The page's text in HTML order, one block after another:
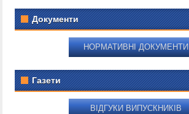
Документи
НОРМАТИВНІ ДОКУМЕНТИ
Газети
ВІДГУКИ ВИПУСКНИКІВ